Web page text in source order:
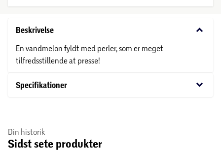
Beskrivelse keyboard_arrow_down
En vandmelon fyldt med perler, som er meget
tilfredsstillende at presse!
Specifikationer keyboard_arrow_down
Din historik
Sidst sete produkter